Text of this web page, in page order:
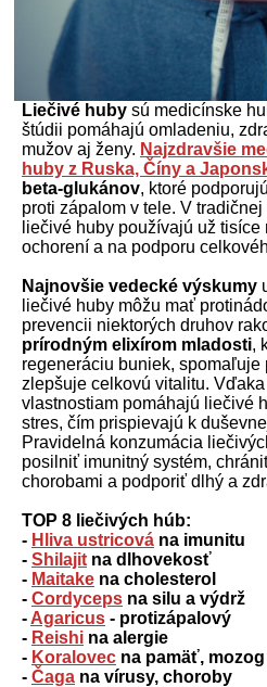
Liečivé huby sú medicínske
štúdii pomáhajú omladeniu,
mužov aj ženy. Najzdravšie
huby z Ruska, Číny a
beta-glukánov, ktoré
proti zápalom v tele. V
liečivé huby používajú už
ochorení a na podporu
Najnovšie vedecké výskumy
liečivé huby môžu mať
prevencii niektorých druhov
prírodným elixírom mladosti,
regeneráciu buniek, spomaľuje
zlepšuje celkovú vitalitu.
vlastnostiam pomáhajú liečivé
stres, čím prispievajú k
Pravidelná konzumácia
posilniť imunitný systém,
chorobami a podporiť dlhý a
TOP 8 liečivých húb:
- Hliva ustricová na imunitu
- Shilajit na dlhovekosť
- Maitake na cholesterol
- Cordyceps na silu a výdrž
- Agaricus - protizápalový
- Reishi na alergie
- Koralovec na pamäť, mozog
- Čaga na vírusy, choroby